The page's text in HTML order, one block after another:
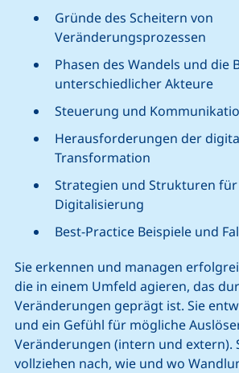
Gründe des Scheitern von
Veränderungsprozessen
Phasen des Wandels und die
unterschiedlicher Akteure
Steuerung und
Herausforderungen der
Transformation
Strategien und Strukturen
Digitalisierung
Best-Practice Beispiele und
Sie erkennen und managen
die in einem Umfeld agieren, das
Veränderungen geprägt ist. Sie
und ein Gefühl für mögliche
Veränderungen (intern und extern).
vollziehen nach, wie und wo